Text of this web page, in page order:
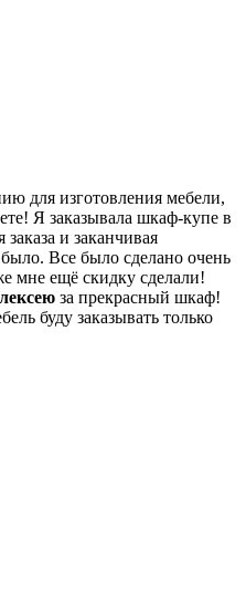
для изготовления мебели,
Я заказывала шкаф-купе в
и заканчивая
Все было сделано очень
мне ещё скидку сделали!
за прекрасный шкаф!
буду заказывать только